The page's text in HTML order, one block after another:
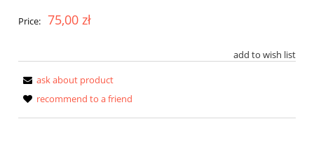
Price: 75,00 zł
add to wish list
ask about product
recommend to a friend